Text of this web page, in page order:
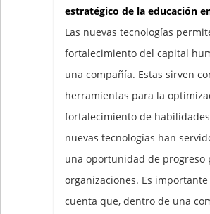
estratégico de la educación
Las nuevas tecnologías
fortalecimiento del capital
una compañía. Estas sirven
herramientas para la
fortalecimiento de
nuevas tecnologías han
una oportunidad de progreso
organizaciones. Es
cuenta que, dentro de una